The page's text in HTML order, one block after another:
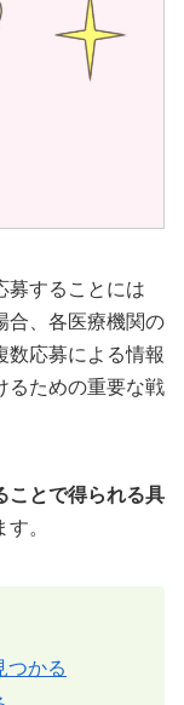
募することには
合、各医療機関の
数応募による情報
るための重要な戦
ことで得られる具
。
つかる